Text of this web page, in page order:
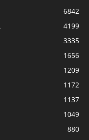
6842
4199
3335
1656
1209
1172
1137
1049
880